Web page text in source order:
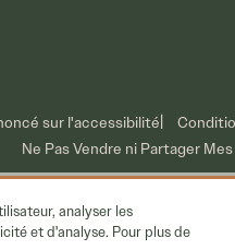
sur l'accessibilité
Ne Pas Vendre ni Partager
analyser les
et d'analyse. Pour plus de